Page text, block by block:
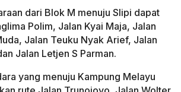
dari Blok M menuju Slipi dapat
Polim, Jalan Kyai Maja, Jalan
Jalan Teuku Nyak Arief, Jalan
Jalan Letjen S Parman.
yang menuju Kampung Melayu